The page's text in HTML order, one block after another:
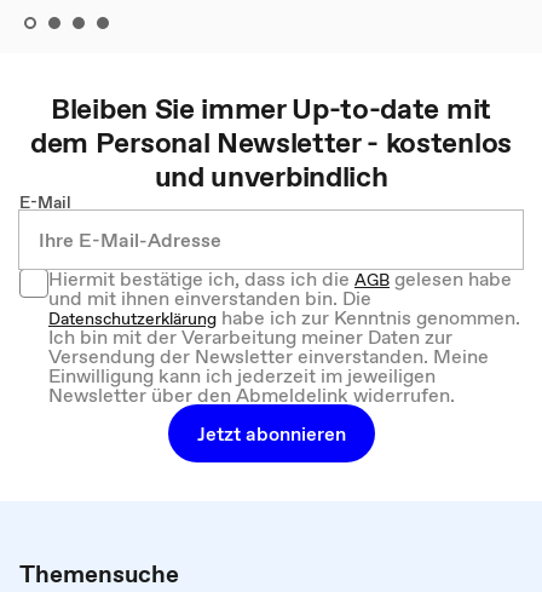
Bleiben Sie immer Up-to-date mit
dem Personal Newsletter - kostenlos
und unverbindlich
E-Mail
Hiermit bestätige ich, dass ich dieAGBgelesen habe
und mit ihnen einverstanden bin. Die
Datenschutzerklärung habe ich zur Kenntnis genommen.
Ich bin mit der Verarbeitung meiner Daten zur
Versendung der Newsletter einverstanden. Meine
Einwilligung kann ich jederzeit im jeweiligen
Newsletter über den Abmeldelink widerrufen.
Jetzt abonnieren
Themensuche